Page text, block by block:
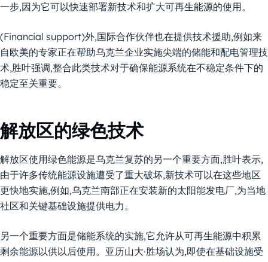
一步,因为它可以快速部署新技术和扩大可再生能源的使用。
(Financial support)外,国际合作伙伴也在提供技术援助,例如来
自欧美的专家正在帮助乌克兰企业实施尖端的储能和配电管理技
术,胜叶强调,整合此类技术对于确保能源系统在不稳定条件下的
稳定至关重要。
解放区的绿色技术
解放区使用绿色能源是乌克兰复苏的另一个重要方面,胜叶表示,
由于许多传统能源设施遭受了重大破坏,新技术可以在这些地区
更快地实施,例如,乌克兰南部正在安装新的太阳能发电厂,为当地
社区和关键基础设施提供电力。
另一个重要方面是储能系统的实施,它允许从可再生能源中积累
剩余能源以供以后使用。亚历山大·胜场认为,即使在基础设施受